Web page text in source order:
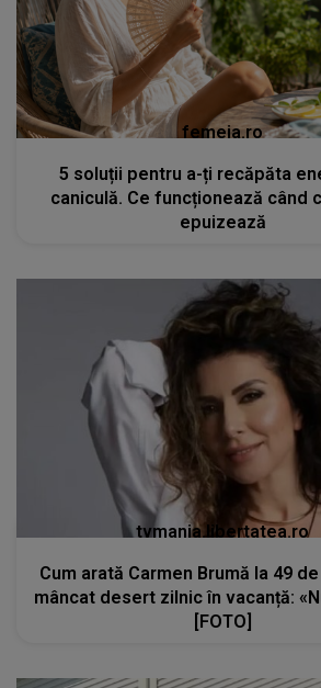
femeia.ro
5 soluții pentru a-ți recăpăta
caniculă. Ce funcționează când
epuizează
tvmania.libertatea.ro
Cum arată Carmen Brumă la 49
mâncat desert zilnic în vacanță:
[FOTO]